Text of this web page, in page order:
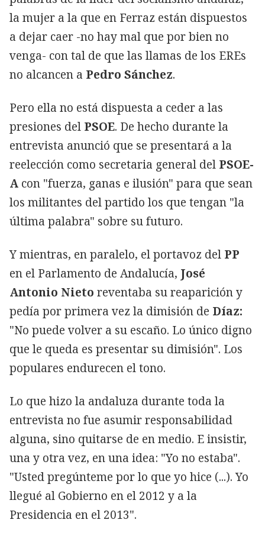
la mujer a la que en Ferraz están dispuestos
a dejar caer -no hay mal que por bien no
venga- con tal de que las llamas de los EREs
no alcancen a Pedro Sánchez.
Pero ella no está dispuesta a ceder a las
presiones del PSOE. De hecho durante la
entrevista anunció que se presentará a la
reelección como secretaria general del PSOE-
A con "fuerza, ganas e ilusión" para que sean
los militantes del partido los que tengan "la
última palabra" sobre su futuro.
Y mientras, en paralelo, el portavoz del PP
en el Parlamento de Andalucía, José
Antonio Nieto reventaba su reaparición y
pedía por primera vez la dimisión de Díaz:
"No puede volver a su escaño. Lo único digno
que le queda es presentar su dimisión". Los
populares endurecen el tono.
Lo que hizo la andaluza durante toda la
entrevista no fue asumir responsabilidad
alguna, sino quitarse de en medio. E insistir,
una y otra vez, en una idea: "Yo no estaba".
"Usted pregúnteme por lo que yo hice (...). Yo
llegué al Gobierno en el 2012 y a la
Presidencia en el 2013".